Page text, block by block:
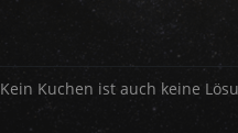
Kein Kuchen ist auch keine